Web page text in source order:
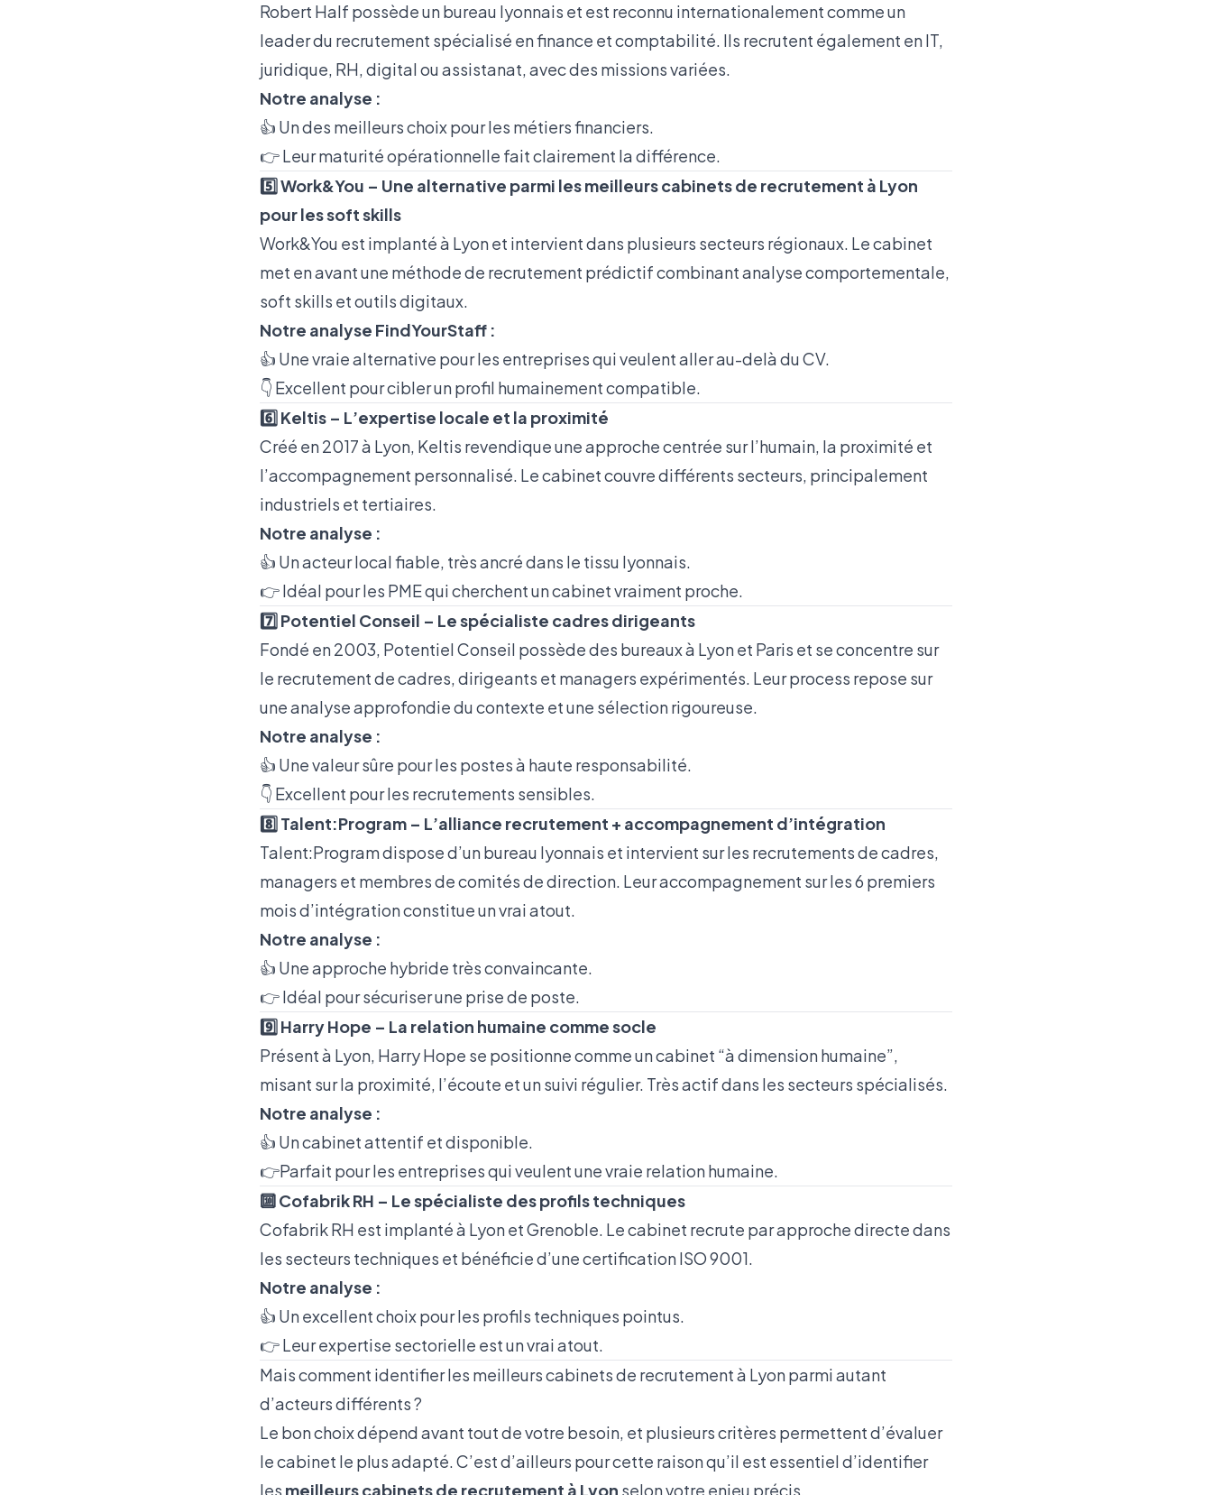
Robert Half possède un bureau lyonnais et est reconnu internationalement comme un
leader du recrutement spécialisé en finance et comptabilité. Ils recrutent également en IT,
juridique, RH, digital ou assistanat, avec des missions variées.
Notre analyse :
👍 Un des meilleurs choix pour les métiers financiers.
👉 Leur maturité opérationnelle fait clairement la différence.
5️⃣ Work&You – Une alternative parmi les meilleurs cabinets de recrutement à Lyon
pour les soft skills
Work&You est implanté à Lyon et intervient dans plusieurs secteurs régionaux. Le cabinet
met en avant une méthode de recrutement prédictif combinant analyse comportementale,
soft skills et outils digitaux.
Notre analyse FindYourStaff :
👍 Une vraie alternative pour les entreprises qui veulent aller au-delà du CV.
👇 Excellent pour cibler un profil humainement compatible.
6️⃣ Keltis – L’expertise locale et la proximité
Créé en 2017 à Lyon, Keltis revendique une approche centrée sur l’humain, la proximité et
l’accompagnement personnalisé. Le cabinet couvre différents secteurs, principalement
industriels et tertiaires.
Notre analyse :
👍 Un acteur local fiable, très ancré dans le tissu lyonnais.
👉 Idéal pour les PME qui cherchent un cabinet vraiment proche.
7️⃣ Potentiel Conseil – Le spécialiste cadres dirigeants
Fondé en 2003, Potentiel Conseil possède des bureaux à Lyon et Paris et se concentre sur
le recrutement de cadres, dirigeants et managers expérimentés. Leur process repose sur
une analyse approfondie du contexte et une sélection rigoureuse.
Notre analyse :
👍 Une valeur sûre pour les postes à haute responsabilité.
👇 Excellent pour les recrutements sensibles.
8️⃣ Talent:Program – L’alliance recrutement + accompagnement d’intégration
Talent:Program dispose d’un bureau lyonnais et intervient sur les recrutements de cadres,
managers et membres de comités de direction. Leur accompagnement sur les 6 premiers
mois d’intégration constitue un vrai atout.
Notre analyse :
👍 Une approche hybride très convaincante.
👉 Idéal pour sécuriser une prise de poste.
9️⃣ Harry Hope – La relation humaine comme socle
Présent à Lyon, Harry Hope se positionne comme un cabinet “à dimension humaine”,
misant sur la proximité, l’écoute et un suivi régulier. Très actif dans les secteurs spécialisés.
Notre analyse :
👍 Un cabinet attentif et disponible.
👉Parfait pour les entreprises qui veulent une vraie relation humaine.
🔟 Cofabrik RH – Le spécialiste des profils techniques
Cofabrik RH est implanté à Lyon et Grenoble. Le cabinet recrute par approche directe dans
les secteurs techniques et bénéficie d’une certification ISO 9001.
Notre analyse :
👍 Un excellent choix pour les profils techniques pointus.
👉 Leur expertise sectorielle est un vrai atout.
Mais comment identifier les meilleurs cabinets de recrutement à Lyon parmi autant
d’acteurs différents ?
Le bon choix dépend avant tout de votre besoin, et plusieurs critères permettent d’évaluer
le cabinet le plus adapté. C’est d’ailleurs pour cette raison qu’il est essentiel d’identifier
les meilleurs cabinets de recrutement à Lyon selon votre enjeu précis.